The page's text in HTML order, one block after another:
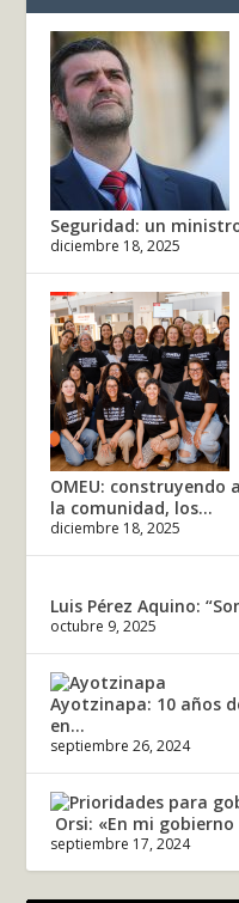
Seguridad: un
diciembre 18, 2025
OMEU: construyendo
la comunidad, los...
diciembre 18, 2025
Luis Pérez Aquino:
octubre 9, 2025
Ayotzinapa: 10 años
en...
septiembre 26, 2024
Orsi: «En mi
septiembre 17, 2024